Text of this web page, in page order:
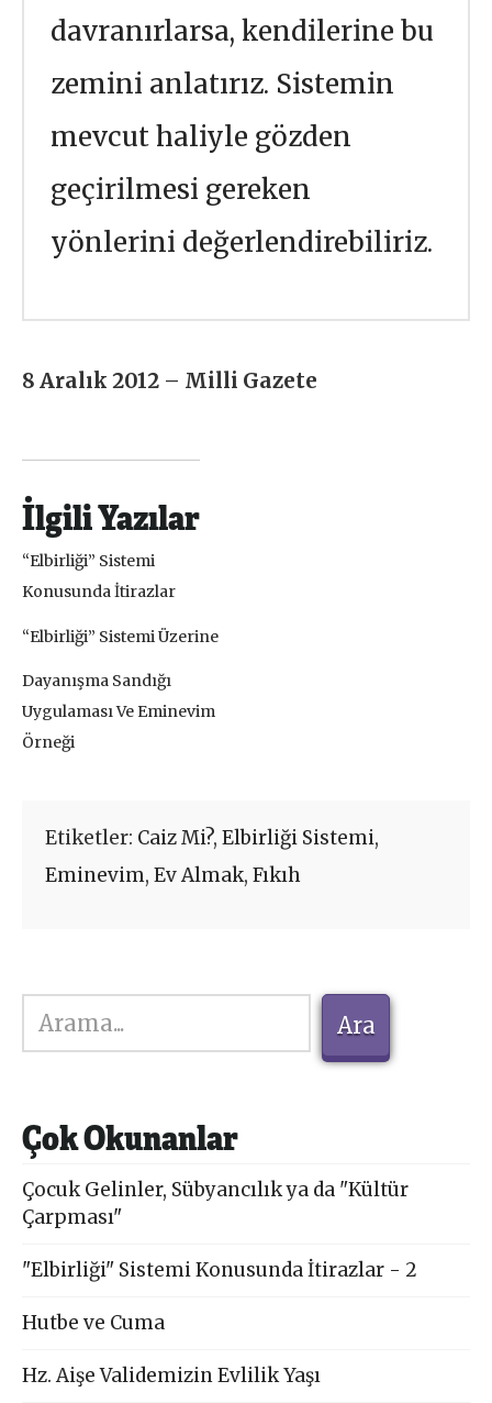
davranırlarsa, kendilerine bu
zemini anlatırız. Sistemin
mevcut haliyle gözden
geçirilmesi gereken
yönlerini değerlendirebiliriz.
8 Aralık 2012 – Milli Gazete
İlgili Yazılar
“Elbirliği” Sistemi
Konusunda İtirazlar
“Elbirliği” Sistemi Üzerine
Dayanışma Sandığı
Uygulaması Ve Eminevim
Örneği
Etiketler: Caiz Mi?,Elbirliği Sistemi,
Eminevim,Ev Almak,Fıkıh
Ara
Ara
Çok Okunanlar
Çocuk Gelinler, Sübyancılık ya da "Kültür
Çarpması"
"Elbirliği" Sistemi Konusunda İtirazlar - 2
Hutbe ve Cuma
Hz. Aişe Validemizin Evlilik Yaşı